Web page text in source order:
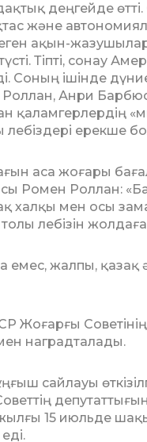
деңгейде
және
ақын-
Тіпті, сонау
Соның ішінде
Анри
қа­ламгерлердің
ерекше
аса жоғары
Ромен Роллан:
халқы мен осы
лебізін
жалпы, қазақ
наградталады.
сайлауы
15 июль­де